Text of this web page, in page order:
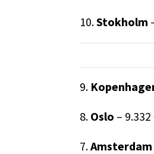
10.Stokholm
9.
8. Oslo –
7.Amsterdam